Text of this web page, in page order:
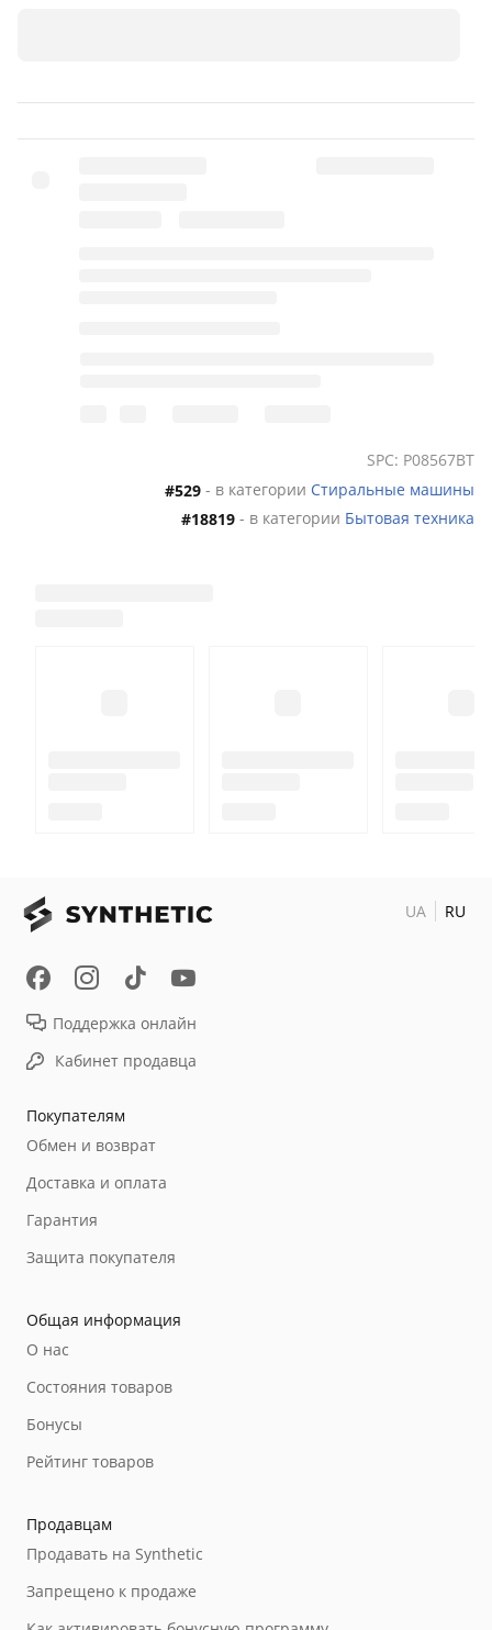
SPC: P08567BT
#529 - в категории Стиральные машины
#18819 - в категории Бытовая техника
Покупателям
Обмен и возврат
Доставка и оплата
Гарантия
Защита покупателя
Общая информация
О нас
Состояния товаров
Бонусы
Рейтинг товаров
Продавцам
Продавать на Synthetic
Запрещено к продаже
Поддержка онлайн
Кабинет продавца
UA RU